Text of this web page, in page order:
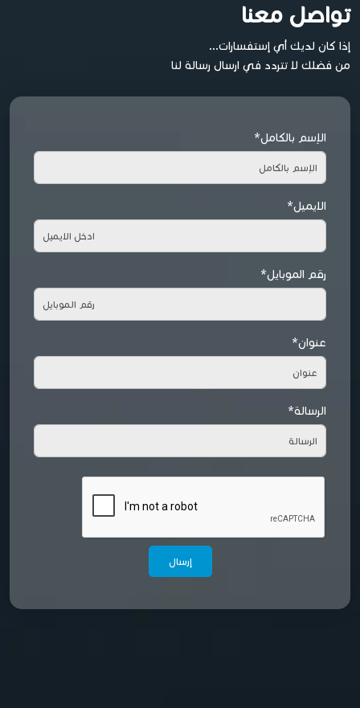
تواصل معنا
إذا كان لديك أي إستفسارات...
من فضلك لا تتردد في ارسال رسالة لنا
الإسم بالكامل*
الايميل*
رقم الموبايل*
عنوان*
الرسالة*
إرسال